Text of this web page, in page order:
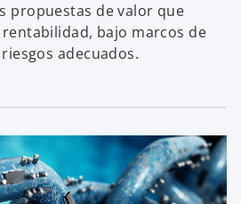
propuestas de valor que
bajo marcos de
adecuados.